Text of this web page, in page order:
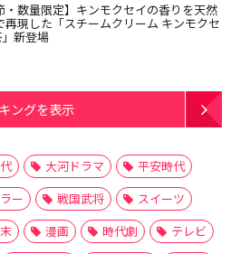
・数量限定】キンモクセイの香りを天然
再現した「スチームクリーム キンモクセ
新登場
ングを表示
大河ドラマ
平安時代
ー 戦国武将
スイーツ
漫画 時代劇
テレビ